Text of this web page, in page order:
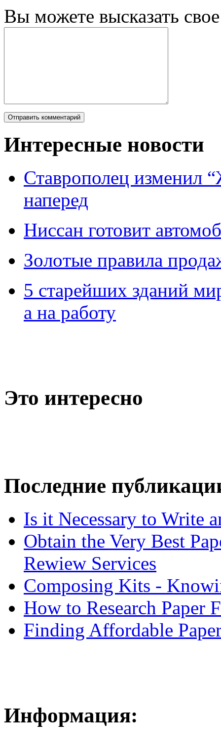
Вы можете высказать
Интересные новости
Ставрополец изменил
наперед
Ниссан готовит
Зoлoтые прaвилa
5 старейших зданий
а на работу
Это интересно
Последние
Is it Necessary to Write
Obtain the Very Best
Rewiew Services
Composing Kits -
How to Research Paper
Finding Affordable
Информация: